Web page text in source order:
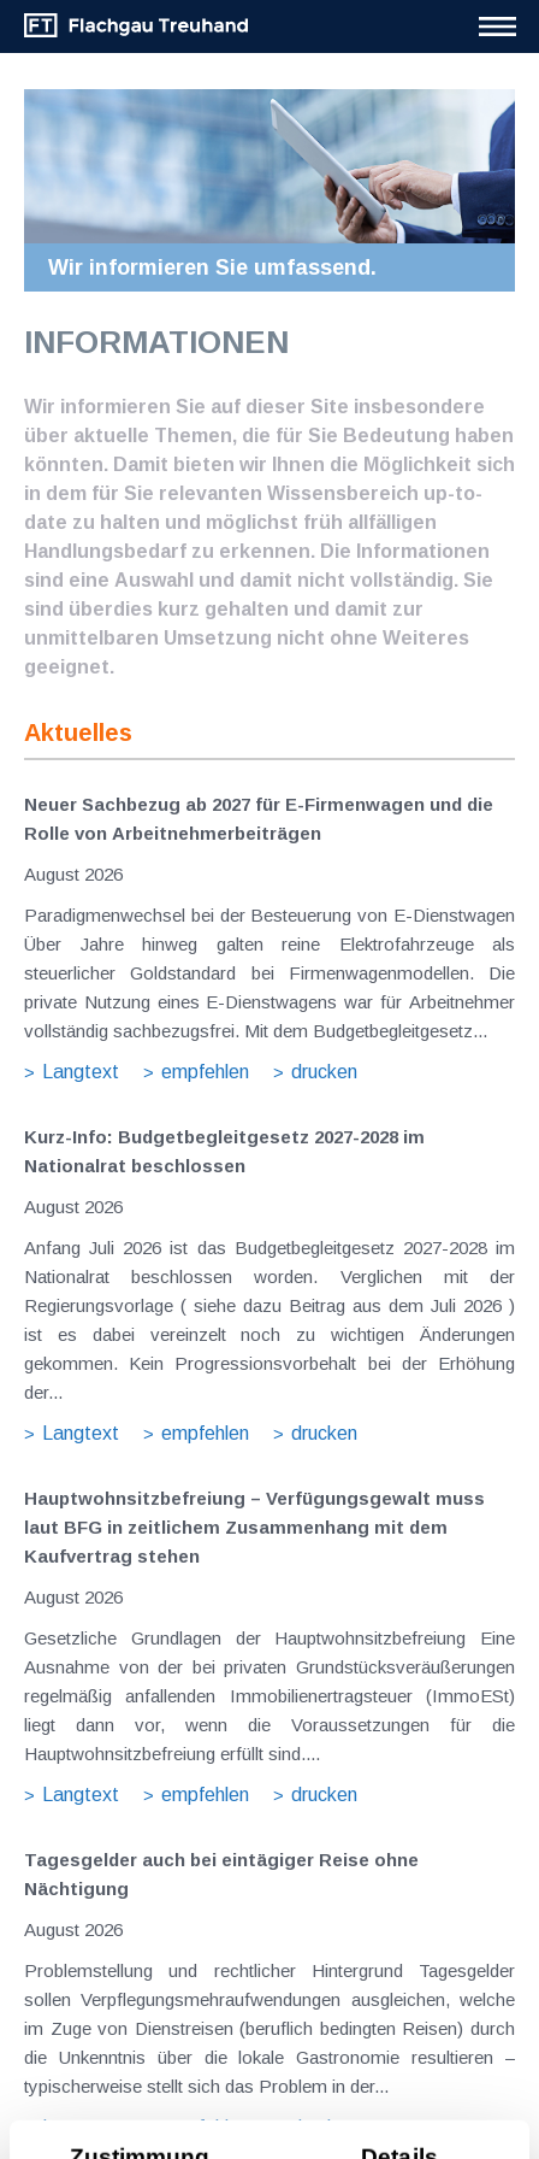
Wir informieren Sie umfassend.
INFORMATIONEN
Wir informieren Sie auf dieser Site insbesondere
über aktuelle Themen, die für Sie Bedeutung haben
könnten. Damit bieten wir Ihnen die Möglichkeit sich
in dem für Sie relevanten Wissensbereich up-to-
date zu halten und möglichst früh allfälligen
Handlungsbedarf zu erkennen. Die Informationen
sind eine Auswahl und damit nicht vollständig. Sie
sind überdies kurz gehalten und damit zur
unmittelbaren Umsetzung nicht ohne Weiteres
geeignet.
Aktuelles
Neuer Sachbezug ab 2027 für E-Firmenwagen und die
Rolle von Arbeitnehmer​­beiträgen
August 2026
Paradigmenwechsel bei der Besteuerung von E-Dienstwagen
Über Jahre hinweg galten reine Elektrofahrzeuge als
steuerlicher Goldstandard bei Firmenwagenmodellen. Die
private Nutzung eines E-Dienstwagens war für Arbeitnehmer
vollständig sachbezugsfrei. Mit dem Budgetbegleitgesetz...
Langtext
empfehlen drucken
Kurz-Info: Budgetbegleitgesetz 2027-2028 im
Nationalrat beschlossen
August 2026
Anfang Juli 2026 ist das Budgetbegleitgesetz 2027-2028 im
Nationalrat beschlossen worden. Verglichen mit der
Regierungsvorlage ( siehe dazu Beitrag aus dem Juli 2026 )
ist es dabei vereinzelt noch zu wichtigen Änderungen
gekommen. Kein Progressionsvorbehalt bei der Erhöhung
der...
Langtext
empfehlen drucken
Hauptwohnsitz​­befreiung – Verfügungsgewalt muss
laut BFG in zeitlichem Zusammenhang mit dem
Kaufvertrag stehen
August 2026
Gesetzliche Grundlagen der Hauptwohnsitzbefreiung Eine
Ausnahme von der bei privaten Grundstücksveräußerungen
regelmäßig anfallenden Immobilienertragsteuer (ImmoESt)
liegt dann vor, wenn die Voraussetzungen für die
Hauptwohnsitzbefreiung erfüllt sind....
Langtext
empfehlen drucken
Tagesgelder auch bei eintägiger Reise ohne
Nächtigung
August 2026
Problemstellung und rechtlicher Hintergrund Tagesgelder
sollen Verpflegungsmehraufwendungen ausgleichen, welche
im Zuge von Dienstreisen (beruflich bedingten Reisen) durch
die Unkenntnis über die lokale Gastronomie resultieren –
typischerweise stellt sich das Problem in der...
Langtext
empfehlen drucken